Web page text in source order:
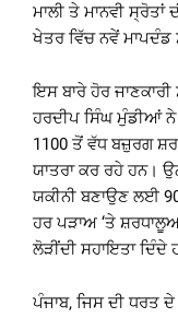
ਮਾਲੀ ਤੇ ਮਾਨਵੀ
ਖੇਤਰ ਵਿੱਚ ਨਵੇਂ ਮਾਪਦੰਡ
ਇਸ ਬਾਰੇ ਹੋਰ
ਹਰਦੀਪ ਸਿੰਘ ਮੁੰਡੀਆਂ
1100 ਤੋਂ ਵੱਧ ਬਜ਼ੁਰਗ
ਯਾਤਰਾ ਕਰ ਰਹੇ ਹਨ।
ਯਕੀਨੀ ਬਣਾਉਣ ਲਈ
ਹਰ ਪੜਾਅ ‘ਤੇ
ਲੋੜੀਂਦੀ ਸਹਾਇਤਾ ਦਿੰਦੇ
ਪੰਜਾਬ, ਜਿਸ ਦੀ ਧਰਤ